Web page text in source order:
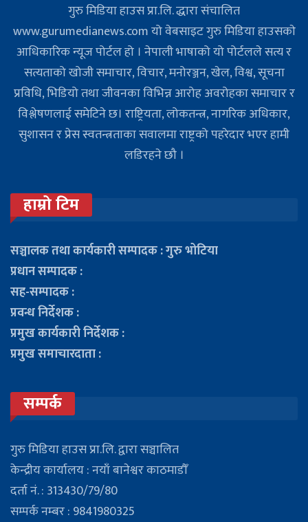
गुरु मिडिया हाउस प्रा.लि. द्धारा संचालित
www.gurumedianews.com यो वेबसाइट गुरु मिडिया हाउसकाे
आधिकारिक न्यूज पोर्टल हो । नेपाली भाषाको यो पोर्टलले सत्य र
सत्यताको खोजी समाचार, विचार, मनोरञ्जन, खेल, विश्व, सूचना
प्रविधि, भिडियो तथा जीवनका विभिन्न आरोह अवरोहका समाचार र
विश्लेषणलाई समेटिने छ। राष्ट्रियता, लोकतन्त्र, नागरिक अधिकार,
सुशासन र प्रेस स्वतन्त्रताका सवालमा राष्ट्रको पहरेदार भएर हामी
लडिरहने छौ ।
हाम्रो टिम
सञ्चालक तथा कार्यकारी सम्पादक : गुरु भोटिया
प्रधान सम्पादक :
सह-सम्पादक :
प्रवन्ध निर्देशक :
प्रमुख कार्यकारी निर्देशक :
प्रमुख समाचारदाता :
सम्पर्क
गुरु मिडिया हाउस प्रा.लि. द्वारा सञ्चालित
केन्द्रीय कार्यालय : नयाँ बानेश्वर काठमाडौँ
दर्ता नं. : 313430/79/80
सम्पर्क नम्बर : 9841980325